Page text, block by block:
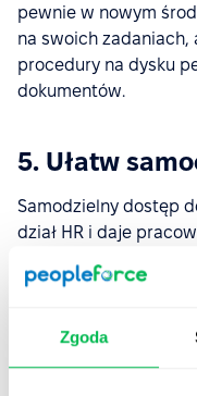
Zgoda
pewnie w nowym
na swoich
procedury na dysku
dokumentów.
5. Ułatw
Samodzielny dostęp
dział HR i daje
Z PeopleForce każdy